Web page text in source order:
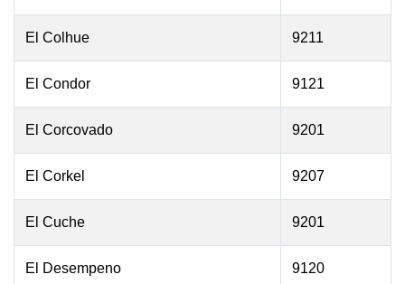
El Colhue 9211
El Condor 9121
El Corcovado 9201
El Corkel 9207
El Cuche 9201
El Desempeno 9120